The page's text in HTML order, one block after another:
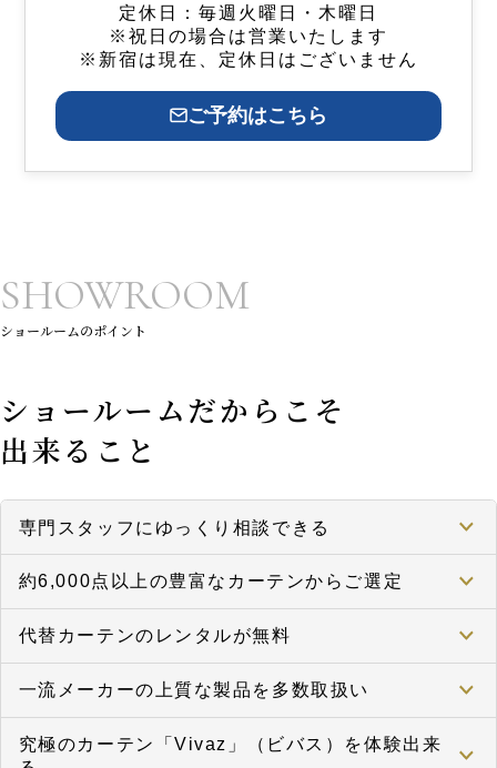
定休日：毎週火曜日・木曜日
※祝日の場合は営業いたします
※新宿は現在、定休日はございません
ご予約はこちら
SHOWROOM
ショールームのポイント
ショールームだからこそ
出来ること
専門スタッフにゆっくり相談できる
約6,000点以上の豊富なカーテンからご選定
代替カーテンのレンタルが無料
一流メーカーの上質な製品を多数取扱い
究極のカーテン「Vivaz」（ビバス）を体験出来